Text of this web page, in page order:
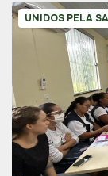
UNIDOS PELA